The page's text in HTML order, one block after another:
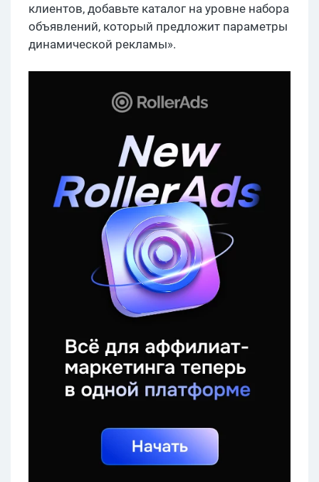
клиентов, добавьте каталог на уровне набора
объявлений, который предложит параметры
динамической рекламы»‎.